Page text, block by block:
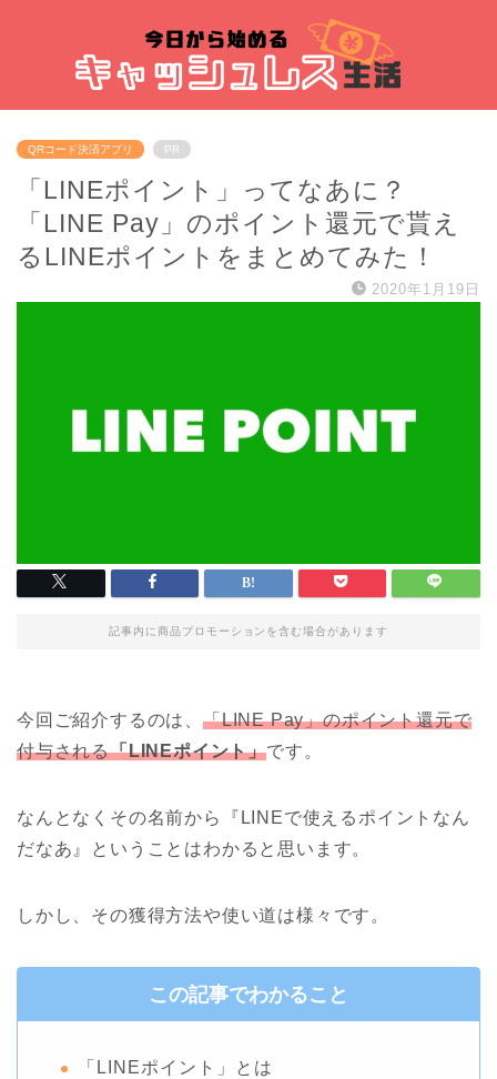
QRコード決済アプリ PR
「LINEポイント」ってなあに？
「LINE Pay」のポイント還元で貰え
るLINEポイントをまとめてみた！
2020年1月19日
記事内に商品プロモーションを含む場合があります
今回ご紹介するのは、 「LINE Pay」のポイント還元で
付与される「LINEポイント」です。
なんとなくその名前から『LINEで使えるポイントなん
だなあ』ということはわかると思います。
しかし、その獲得方法や使い道は様々です。
この記事でわかること
「LINEポイント」とは